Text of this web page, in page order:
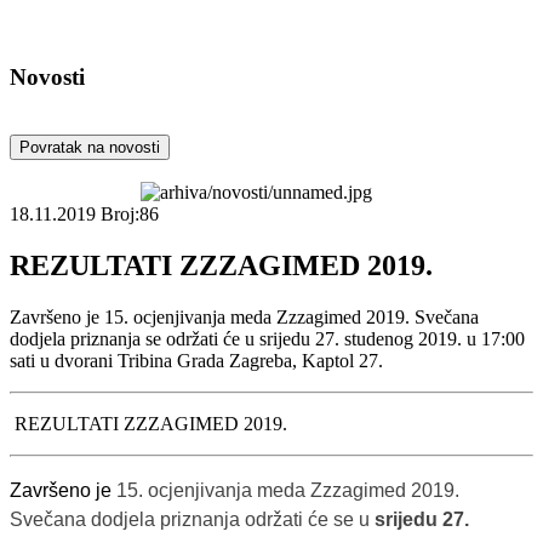
Novosti
Povratak na novosti
18.11.2019 Broj:86
REZULTATI ZZZAGIMED 2019.
Završeno je 15. ocjenjivanja meda Zzzagimed 2019. Svečana
dodjela priznanja se održati će u srijedu 27. studenog 2019. u 17:00
sati u dvorani Tribina Grada Zagreba, Kaptol 27.
REZULTATI ZZZAGIMED 2019.
Završeno je 15. ocjenjivanja meda Zzzagimed 2019.
Svečana dodjela priznanja održati će se u srijedu 27.